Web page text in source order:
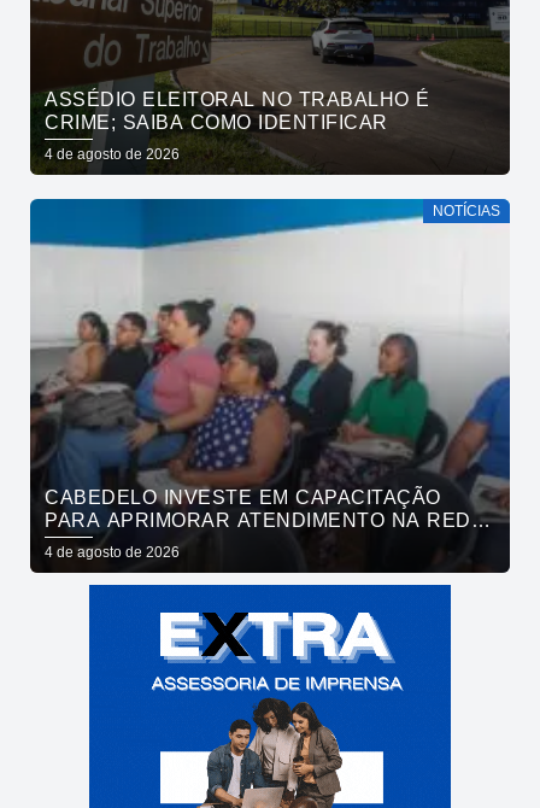
ASSÉDIO ELEITORAL NO TRABALHO É
CRIME; SAIBA COMO IDENTIFICAR
4 de agosto de 2026
NOTÍCIAS
CABEDELO INVESTE EM CAPACITAÇÃO
PARA APRIMORAR ATENDIMENTO NA REDE
DE BARES E RESTAURANTES
4 de agosto de 2026